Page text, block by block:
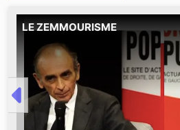
LE ZEMMOURISME